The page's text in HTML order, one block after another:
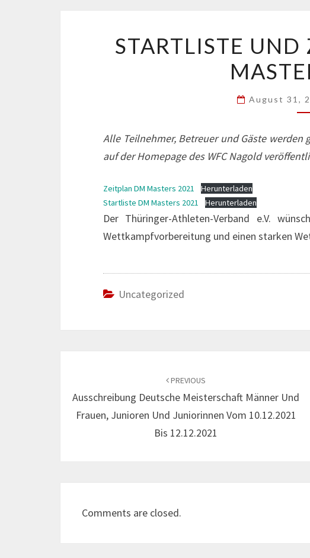
STARTLISTE
August 31,
Alle Teilnehmer, Betreuer und Gäste
auf der Homepage des WFC Nagold
Zeitplan DM Masters 2021
Herunterladen
Startliste DM Masters 2021
Herunterladen
Der Thüringer-Athleten-Verband e.V.
Wettkampfvorbereitung und einen starken
Uncategorized
PREVIOUS
Ausschreibung Deutsche Meisterschaft Männer Und
Frauen, Junioren Und Juniorinnen Vom 10.12.2021
Bis 12.12.2021
Comments are closed.